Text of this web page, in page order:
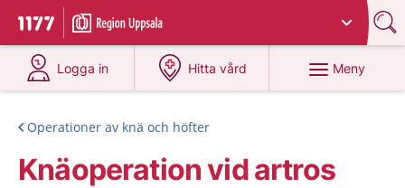
Till startsidan för 1177
Du har valt region
Logga in
på 1177.se
Hitta vård
på 1177.se
Meny
Operationer av knä och höfter
Knäoperation vid artros